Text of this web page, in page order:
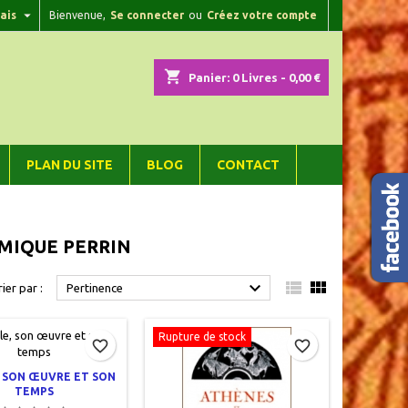
Bienvenue, Se connecter ou Créez votre compte

shopping_cart Panier: 0Livres - 0,00 €
PLAN DU SITE BLOG CONTACT
PERRIN
par : Pertinence   
SON ŒUVRE ET SON
TEMPS
favorite_border
Rupture de stock
favorite_border